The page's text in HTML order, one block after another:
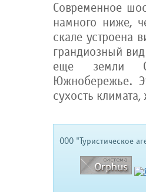
Современное
намного ниже,
скале устроена
грандиозный
еще земли
Южнобережье.
сухость
OOO "Туристическое